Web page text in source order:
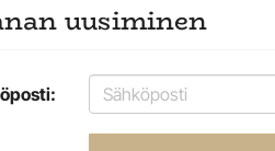
uusiminen